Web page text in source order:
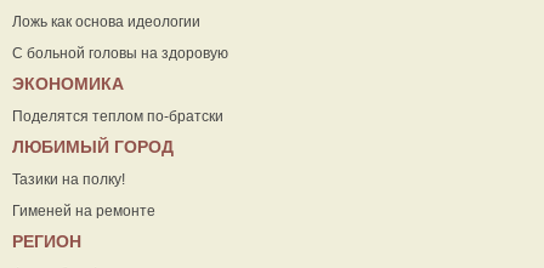
Ложь как основа идеологии
С больной головы на здоровую
ЭКОНОМИКА
Поделятся теплом по-братски
ЛЮБИМЫЙ ГОРОД
Тазики на полку!
Гименей на ремонте
РЕГИОН